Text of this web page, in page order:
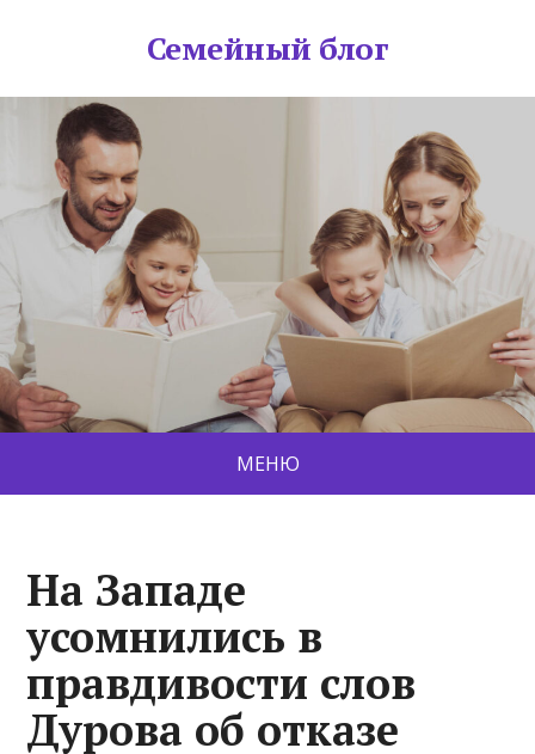
Семейный блог
МЕНЮ
На Западе
усомнились в
правдивости слов
Дурова об отказе